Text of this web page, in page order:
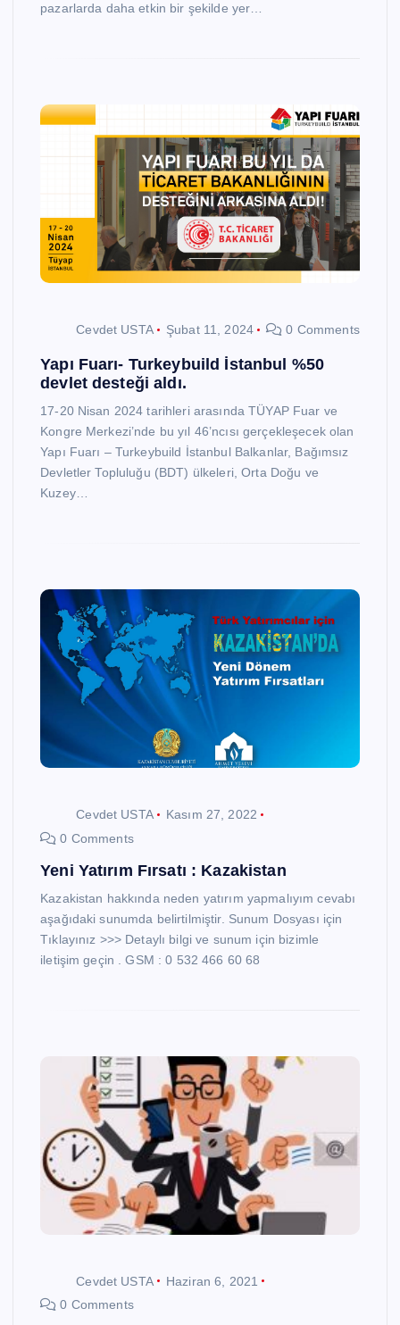
pazarlarda daha etkin bir şekilde yer…
Cevdet USTA Şubat 11, 2024 0 Comments
Yapı Fuarı- Turkeybuild İstanbul %50
devlet desteği aldı.
17-20 Nisan 2024 tarihleri arasında TÜYAP Fuar ve
Kongre Merkezi’nde bu yıl 46’ncısı gerçekleşecek olan
Yapı Fuarı – Turkeybuild İstanbul Balkanlar, Bağımsız
Devletler Topluluğu (BDT) ülkeleri, Orta Doğu ve
Kuzey…
Cevdet USTA
Kasım 27, 2022
0 Comments
Yeni Yatırım Fırsatı : Kazakistan
Kazakistan hakkında neden yatırım yapmalıyım cevabı
aşağıdaki sunumda belirtilmiştir. Sunum Dosyası için
Tıklayınız >>> Detaylı bilgi ve sunum için bizimle
iletişim geçin . GSM : 0 532 466 60 68
Cevdet USTA
Haziran 6, 2021
0 Comments